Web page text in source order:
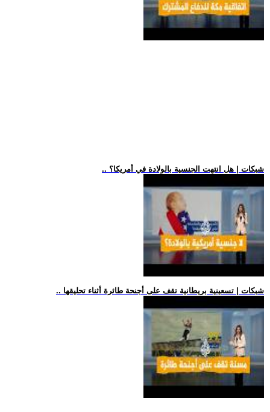
.. شبكات | هل انتهت الجنسية بالولادة في أمريكا؟
.. شبكات | تسعينية بريطانية تقف على أجنحة طائرة أثناء تحليقها